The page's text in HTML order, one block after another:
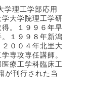
学理工学部応用
大学院理工学研
。１９９６年早
１９９８年新潟
００４年北里大
専攻専任講師。
療工学科臨床工
が刊行された当